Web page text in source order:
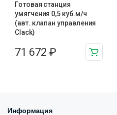
Готовая станция
умягчения 0,5 куб.м/ч
(авт. клапан управления
Clack)
71 672 ₽
Информация